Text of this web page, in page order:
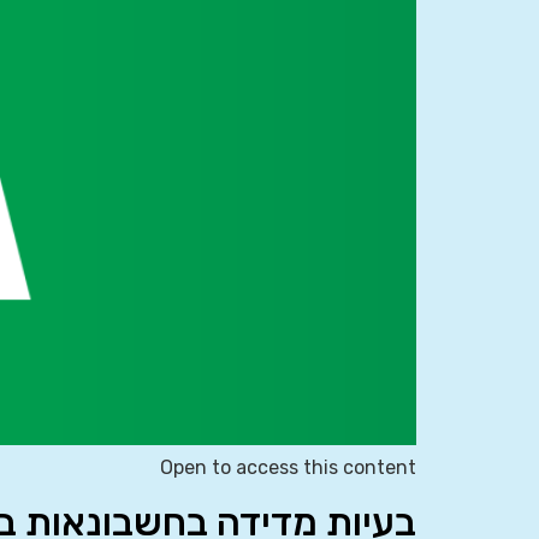
Open to access this content
בעיות מדידה בחשבונאות ב’